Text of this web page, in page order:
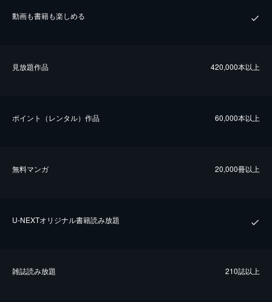
動画も書籍も楽しめる
⾒放題作品 420,000本以上
ポイント（レンタル）作品 60,000本以上
無料マンガ 20,000冊以上
U-NEXTオリジナル書籍読み放題
雑誌読み放題 210誌以上